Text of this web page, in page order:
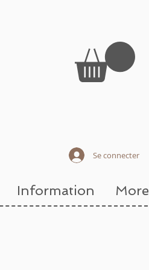
Se connecter
Information More